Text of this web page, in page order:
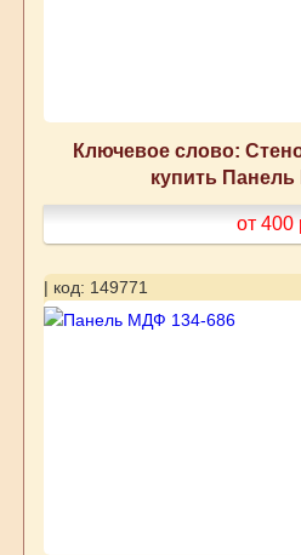
Ключевое слово:
купить
от 400
| код: 149771